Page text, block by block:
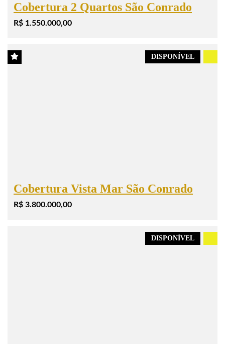
Cobertura 2 Quartos São Conrado
R$ 1.550.000,00
DISPONÍVEL
Cobertura Vista Mar São Conrado
R$ 3.800.000,00
DISPONÍVEL